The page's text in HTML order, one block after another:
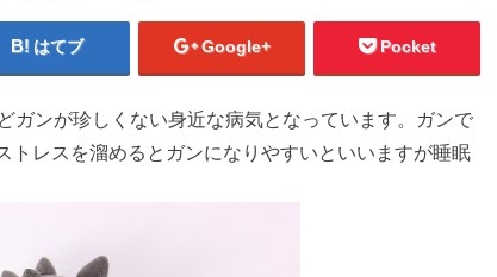
はてブ Google+ Pocket
ガンが珍しくない身近な病気となっています。ガンで
トレスを溜めるとガンになりやすいといいますが睡眠